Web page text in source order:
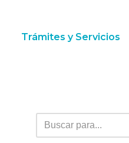
Trámites y Servicios